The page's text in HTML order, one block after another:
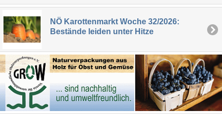
NÖ Karottenmarkt Woche 32/2026:
Bestände leiden unter Hitze